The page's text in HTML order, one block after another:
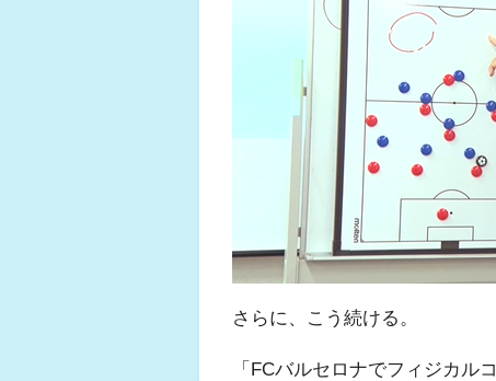
さらに、こう続ける。
「FCバルセロナでフィジカル